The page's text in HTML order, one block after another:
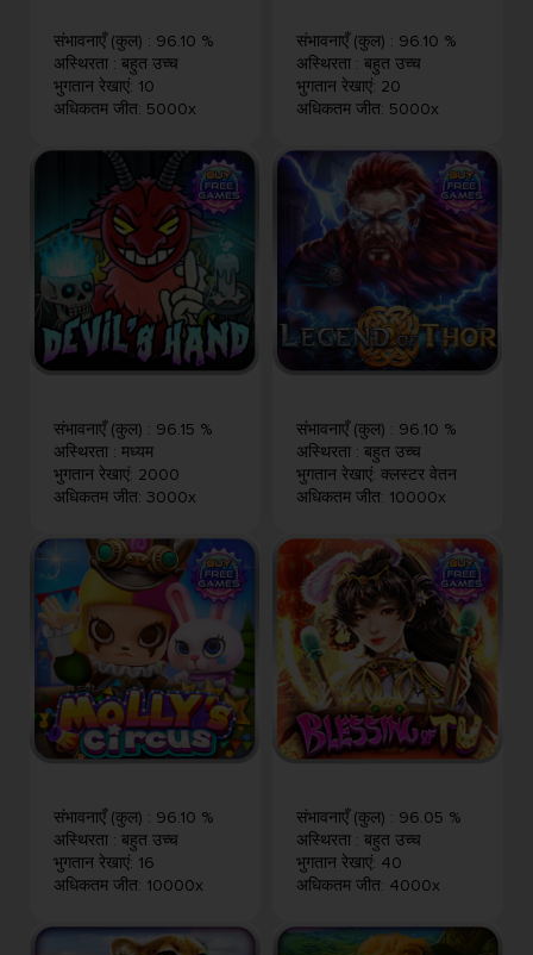
संभावनाएँ (कुल) : 96.10 %
अस्थिरता : बहुत उच्च
भुगतान रेखाएं: 10
अधिकतम जीत: 5000x
संभावनाएँ (कुल) : 96.10 %
अस्थिरता : बहुत उच्च
भुगतान रेखाएं: 20
अधिकतम जीत: 5000x
संभावनाएँ (कुल) : 96.15 %
अस्थिरता : मध्यम
भुगतान रेखाएं: 2000
अधिकतम जीत: 3000x
संभावनाएँ (कुल) : 96.10 %
अस्थिरता : बहुत उच्च
भुगतान रेखाएं: क्लस्टर वेतन
अधिकतम जीत: 10000x
संभावनाएँ (कुल) : 96.10 %
अस्थिरता : बहुत उच्च
भुगतान रेखाएं: 16
अधिकतम जीत: 10000x
संभावनाएँ (कुल) : 96.05 %
अस्थिरता : बहुत उच्च
भुगतान रेखाएं: 40
अधिकतम जीत: 4000x